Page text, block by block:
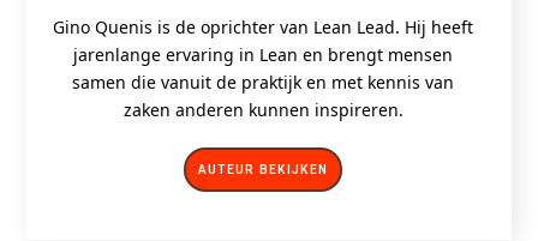
Gino Quenis is de oprichter van Lean Lead. Hij heeft
jarenlange ervaring in Lean en brengt mensen
samen die vanuit de praktijk en met kennis van
zaken anderen kunnen inspireren.
AUTEUR BEKIJKEN